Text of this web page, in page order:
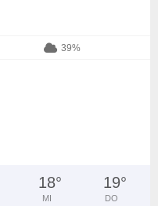
39%
18°
MI
19°
DO